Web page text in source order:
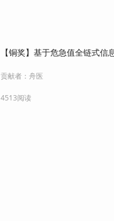
【铜奖】基于危急值全链式
贡献者：舟医
4513阅读